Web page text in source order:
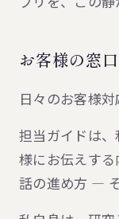
お客様の窓
日々のお客様
担当ガイドは
様にお伝えす
話の進め方 —